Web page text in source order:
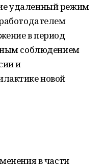
удаленный режим
в период
соблюдением
и
новой
в части